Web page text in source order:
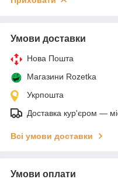
Умови доставки
Нова Пошта
Магазини Rozetka
Укрпошта
Доставка кур'єром —
Всі умови доставки
Умови оплати